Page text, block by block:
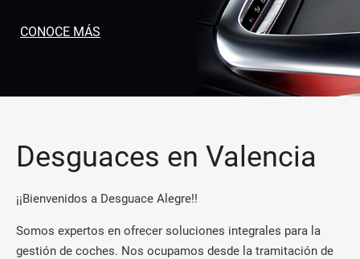
CONOCE MÁS
Desguaces en Valencia
¡¡Bienvenidos a Desguace Alegre!!
Somos expertos en ofrecer soluciones integrales para la
gestión de coches. Nos ocupamos desde la tramitación de